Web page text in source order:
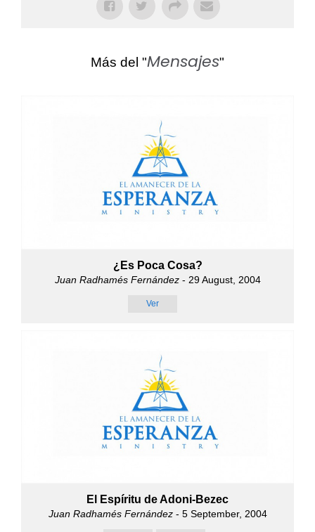
Más del "Mensajes"
¿Es Poca Cosa?
Juan Radhamés Fernández- 29 August, 2004
Ver
El Espíritu de Adoni-Bezec
Juan Radhamés Fernández- 5 September, 2004